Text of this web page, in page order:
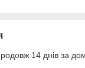
14 днів за